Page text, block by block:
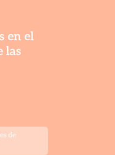
en el
las
de